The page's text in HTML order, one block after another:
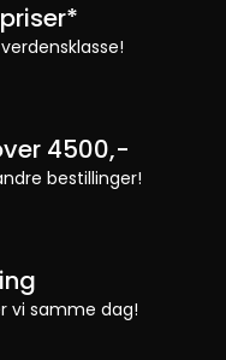
4500,-
bestillinger!
vi samme dag!